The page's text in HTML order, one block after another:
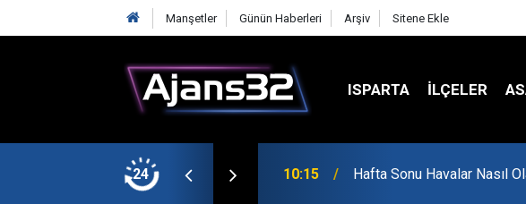
Manşetler Günün Haberleri Arşiv Sitene Ekle
ISPARTA İLÇELER
24 10:15 Hafta Sonu Havalar Nasıl